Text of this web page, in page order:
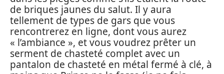
de briques jaunes du salut. Il y aura
tellement de types de gars que vous
rencontrerez en ligne, dont vous aurez
« l’ambiance », et vous voudrez prêter un
serment de chasteté complet avec un
pantalon de chasteté en métal fermé à clé, à